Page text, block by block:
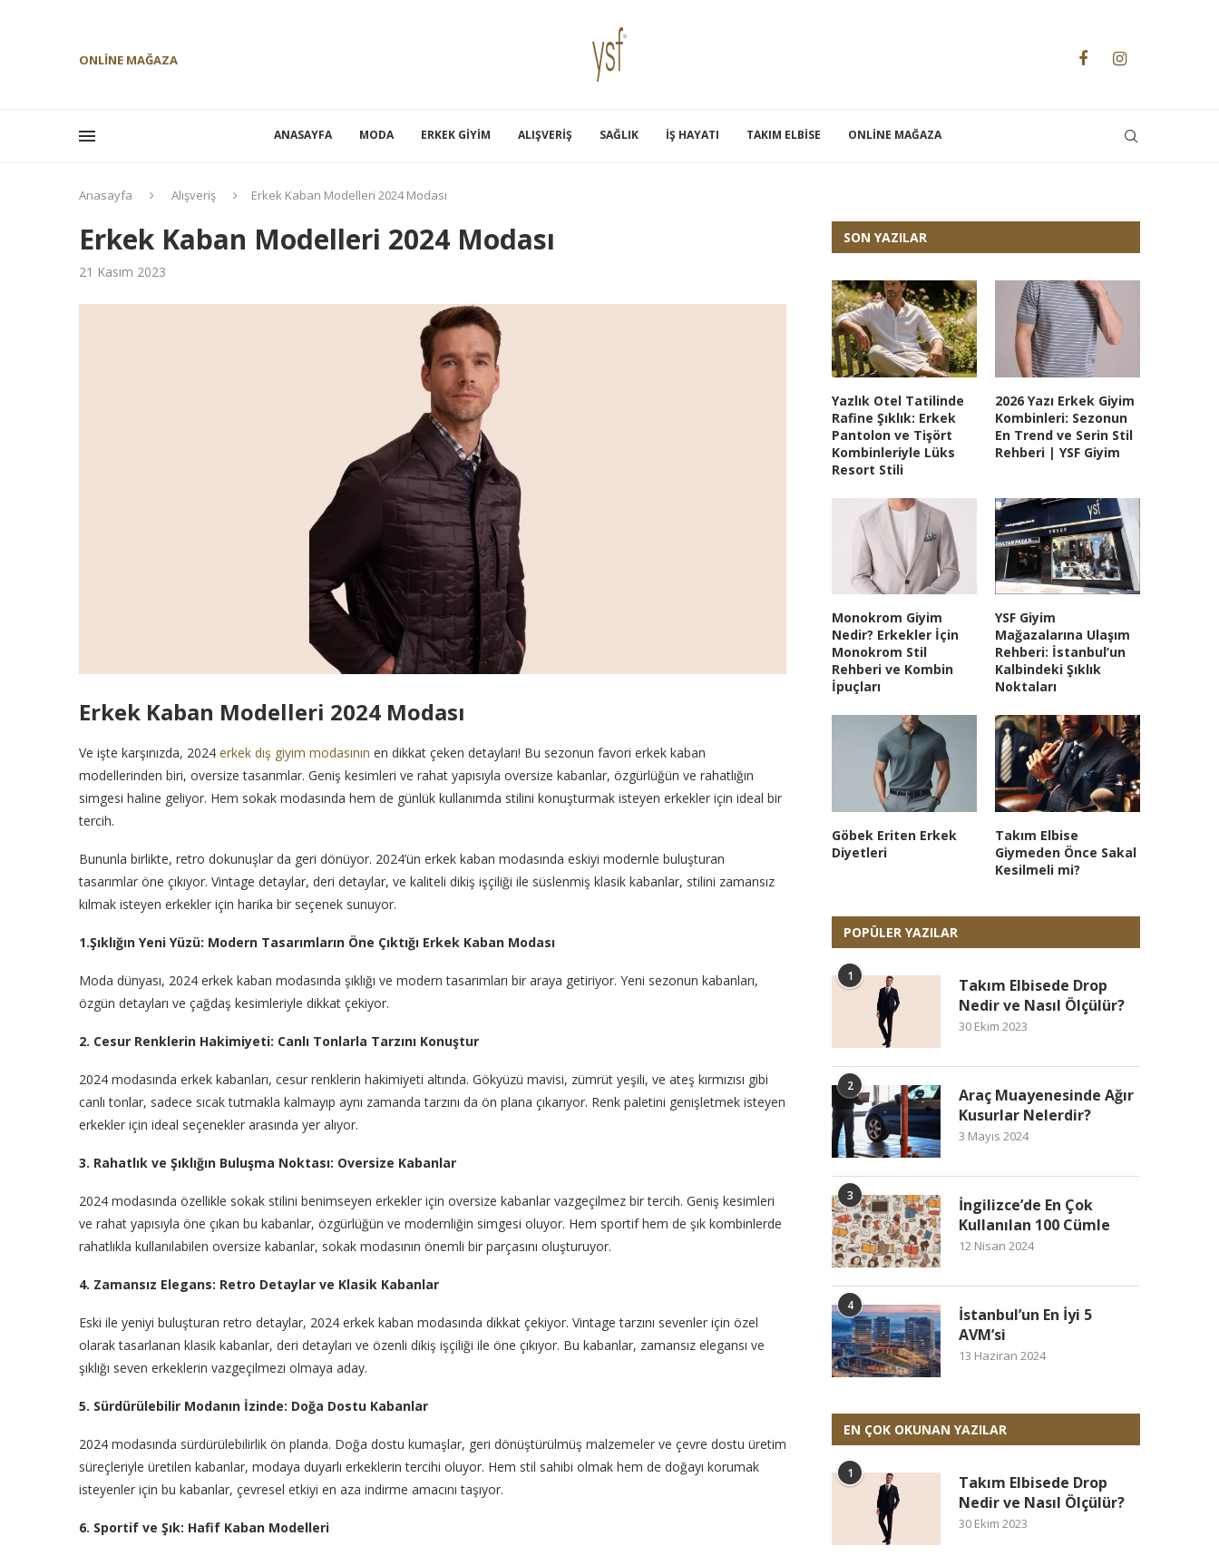
ONLINE MAĞAZA
ANASAYFA MODA ERKEK GIYIM ALIŞVERIŞ SAĞLIK İŞ HAYATI TAKIM ELBISE ONLINE MAĞAZA
Anasayfa Alışveriş Erkek Kaban Modelleri 2024 Modası
Erkek Kaban Modelleri 2024 Modası
21 Kasım 2023
Erkek Kaban Modelleri 2024 Modası
Ve işte karşınızda, 2024 erkek dış giyim modasının en dikkat çeken detayları! Bu sezonun favori erkek kaban
modellerinden biri, oversize tasarımlar. Geniş kesimleri ve rahat yapısıyla oversize kabanlar, özgürlüğün ve rahatlığın
simgesi haline geliyor. Hem sokak modasında hem de günlük kullanımda stilini konuşturmak isteyen erkekler için ideal bir
tercih.
Bununla birlikte, retro dokunuşlar da geri dönüyor. 2024’ün erkek kaban modasında eskiyi modernle buluşturan
tasarımlar öne çıkıyor. Vintage detaylar, deri detaylar, ve kaliteli dikiş işçiliği ile süslenmiş klasik kabanlar, stilini zamansız
kılmak isteyen erkekler için harika bir seçenek sunuyor.
1.Şıklığın Yeni Yüzü: Modern Tasarımların Öne Çıktığı Erkek Kaban Modası
Moda dünyası, 2024 erkek kaban modasında şıklığı ve modern tasarımları bir araya getiriyor. Yeni sezonun kabanları,
özgün detayları ve çağdaş kesimleriyle dikkat çekiyor.
2. Cesur Renklerin Hakimiyeti: Canlı Tonlarla Tarzını Konuştur
2024 modasında erkek kabanları, cesur renklerin hakimiyeti altında. Gökyüzü mavisi, zümrüt yeşili, ve ateş kırmızısı gibi
canlı tonlar, sadece sıcak tutmakla kalmayıp aynı zamanda tarzını da ön plana çıkarıyor. Renk paletini genişletmek isteyen
erkekler için ideal seçenekler arasında yer alıyor.
3. Rahatlık ve Şıklığın Buluşma Noktası: Oversize Kabanlar
2024 modasında özellikle sokak stilini benimseyen erkekler için oversize kabanlar vazgeçilmez bir tercih. Geniş kesimleri
ve rahat yapısıyla öne çıkan bu kabanlar, özgürlüğün ve modernliğin simgesi oluyor. Hem sportif hem de şık kombinlerde
rahatlıkla kullanılabilen oversize kabanlar, sokak modasının önemli bir parçasını oluşturuyor.
4. Zamansız Elegans: Retro Detaylar ve Klasik Kabanlar
Eski ile yeniyi buluşturan retro detaylar, 2024 erkek kaban modasında dikkat çekiyor. Vintage tarzını sevenler için özel
olarak tasarlanan klasik kabanlar, deri detayları ve özenli dikiş işçiliği ile öne çıkıyor. Bu kabanlar, zamansız elegansı ve
şıklığı seven erkeklerin vazgeçilmezi olmaya aday.
5. Sürdürülebilir Modanın İzinde: Doğa Dostu Kabanlar
2024 modasında sürdürülebilirlik ön planda. Doğa dostu kumaşlar, geri dönüştürülmüş malzemeler ve çevre dostu üretim
süreçleriyle üretilen kabanlar, modaya duyarlı erkeklerin tercihi oluyor. Hem stil sahibi olmak hem de doğayı korumak
isteyenler için bu kabanlar, çevresel etkiyi en aza indirme amacını taşıyor.
6. Sportif ve Şık: Hafif Kaban Modelleri
SON YAZILAR
Yazlık Otel Tatilinde
Rafine Şıklık: Erkek
Pantolon ve Tişört
Kombinleriyle Lüks
Resort Stili
2026 Yazı Erkek Giyim
Kombinleri: Sezonun
En Trend ve Serin Stil
Rehberi | YSF Giyim
Monokrom Giyim
Nedir? Erkekler İçin
Monokrom Stil
Rehberi ve Kombin
İpuçları
YSF Giyim
Mağazalarına Ulaşım
Rehberi: İstanbul’un
Kalbindeki Şıklık
Noktaları
Göbek Eriten Erkek
Diyetleri
Takım Elbise
Giymeden Önce Sakal
Kesilmeli mi?
POPÜLER YAZILAR
1
Takım Elbisede Drop
Nedir ve Nasıl Ölçülür?
30 Ekim 2023
2
Araç Muayenesinde Ağır
Kusurlar Nelerdir?
3 Mayıs 2024
3
İngilizce’de En Çok
Kullanılan 100 Cümle
12 Nisan 2024
4
İstanbul’un En İyi 5
AVM’si
13 Haziran 2024
EN ÇOK OKUNAN YAZILAR
1
Takım Elbisede Drop
Nedir ve Nasıl Ölçülür?
30 Ekim 2023